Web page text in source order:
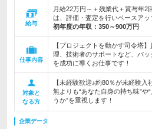
給与
月給22万円～＋残業代＋賞与年
は、評価・査定を行いベースアッ
初年度の年収： 350～900万円
仕事内容
【プロジェクトを動かす司令塔
理、技術者のサポートなど、バ
を成功に導くお仕事です！
対象と
なる方
【未経験歓迎♪約80％が未経験
無よりも“あなた自身の持ち味”や
うか”を重視します！
企業データ